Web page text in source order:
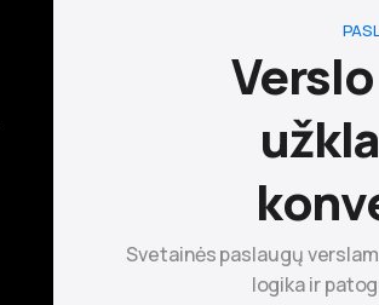
Svetainės paslaugų
logika ir